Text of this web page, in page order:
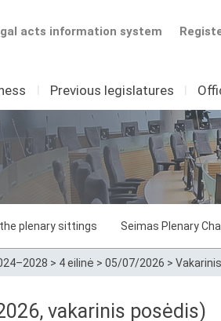
acts information system
I Previous legislatures I
plenary sittings Seimas Plenary
> 4 eilinė > 05/07/2026 >
vakarinis posėdis)